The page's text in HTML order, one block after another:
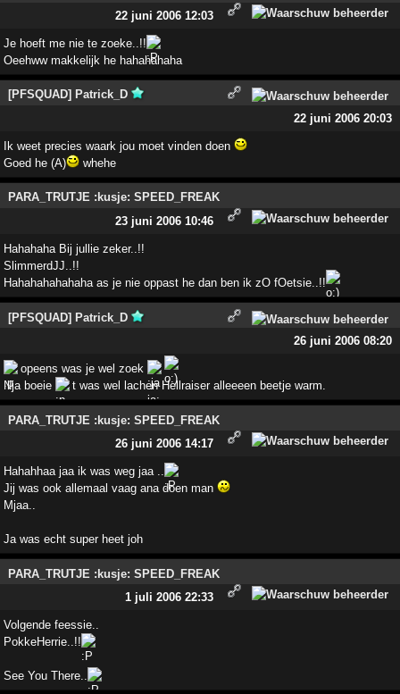
22 juni 2006 12:03
Je hoeft me nie te zoeke..!!
Oeehww makkelijk he hahahahaha
[PFSQUAD] Patrick_D
22 juni 2006 20:03
Ik weet precies waark jou moet vinden doen
Goed he (A)
whehe
PARA_TRUTJE :kusje: SPEED_FREAK
23 juni 2006 10:46
Hahahaha Bij jullie zeker..!!
SlimmerdJJ..!!
Hahahahahahaha as je nie oppast he dan ben ik zO fOetsie..!!
[PFSQUAD] Patrick_D
26 juni 2006 08:20
opeens was je wel zoek
Nja boeie
t was wel lachen Hellraiser alleeeen beetje warm.
PARA_TRUTJE :kusje: SPEED_FREAK
26 juni 2006 14:17
Hahahhaa jaa ik was weg jaa ..
Jij was ook allemaal vaag ana doen man
Mjaa..
Ja was echt super heet joh
PARA_TRUTJE :kusje: SPEED_FREAK
1 juli 2006 22:33
Volgende feessie..
PokkeHerrie..!!
See You There..